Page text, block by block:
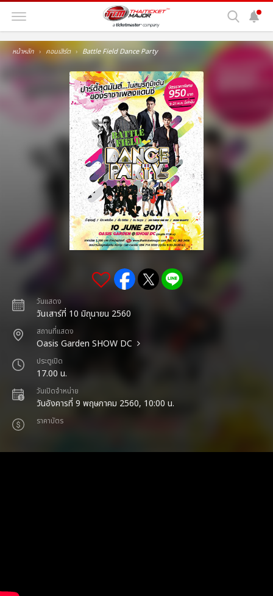
หน้าหลัก คอนเสิร์ต Battle Field Dance Party
วันแสดง
วันเสาร์ที่ 10 มิถุนายน 2560
สถานที่แสดง
Oasis Garden SHOW DC
ประตูเปิด
17.00 น.
วันเปิดจำหน่าย
วันอังคารที่ 9 พฤษภาคม 2560, 10:00 น.
ราคาบัตร